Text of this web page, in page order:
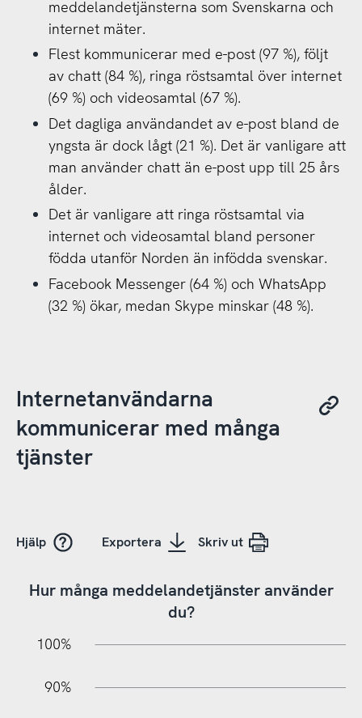
meddelandetjänsterna som Svenskarna och
internet mäter.
Flest kommunicerar med e-post (97 %), följt
av chatt (84 %), ringa röstsamtal över internet
(69 %) och videosamtal (67 %).
Det dagliga användandet av e-post bland de
yngsta är dock lågt (21 %). Det är vanligare att
man använder chatt än e-post upp till 25 års
ålder.
Det är vanligare att ringa röstsamtal via
internet och videosamtal bland personer
födda utanför Norden än infödda svenskar.
Facebook Messenger (64 %) och WhatsApp
(32 %) ökar, medan Skype minskar (48 %).
Internetanvändarna
kommunicerar med många
tjänster
Hjälp Exportera Skriv ut
Hur många meddelandetjänster använder
du?
100%
90%